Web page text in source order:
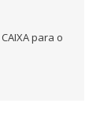
para o